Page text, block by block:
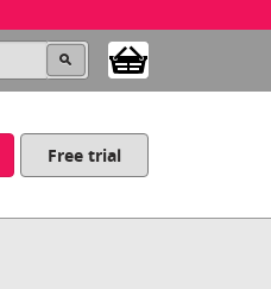
Free trial